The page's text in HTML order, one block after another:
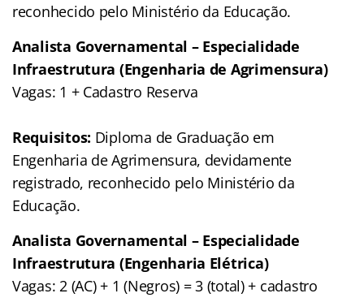
reconhecido pelo Ministério da Educação.
Analista Governamental – Especialidade
Infraestrutura (Engenharia de Agrimensura)
Vagas: 1 + Cadastro Reserva
Requisitos: Diploma de Graduação em
Engenharia de Agrimensura, devidamente
registrado, reconhecido pelo Ministério da
Educação.
Analista Governamental – Especialidade
Infraestrutura (Engenharia Elétrica)
Vagas: 2 (AC) + 1 (Negros) = 3 (total) + cadastro